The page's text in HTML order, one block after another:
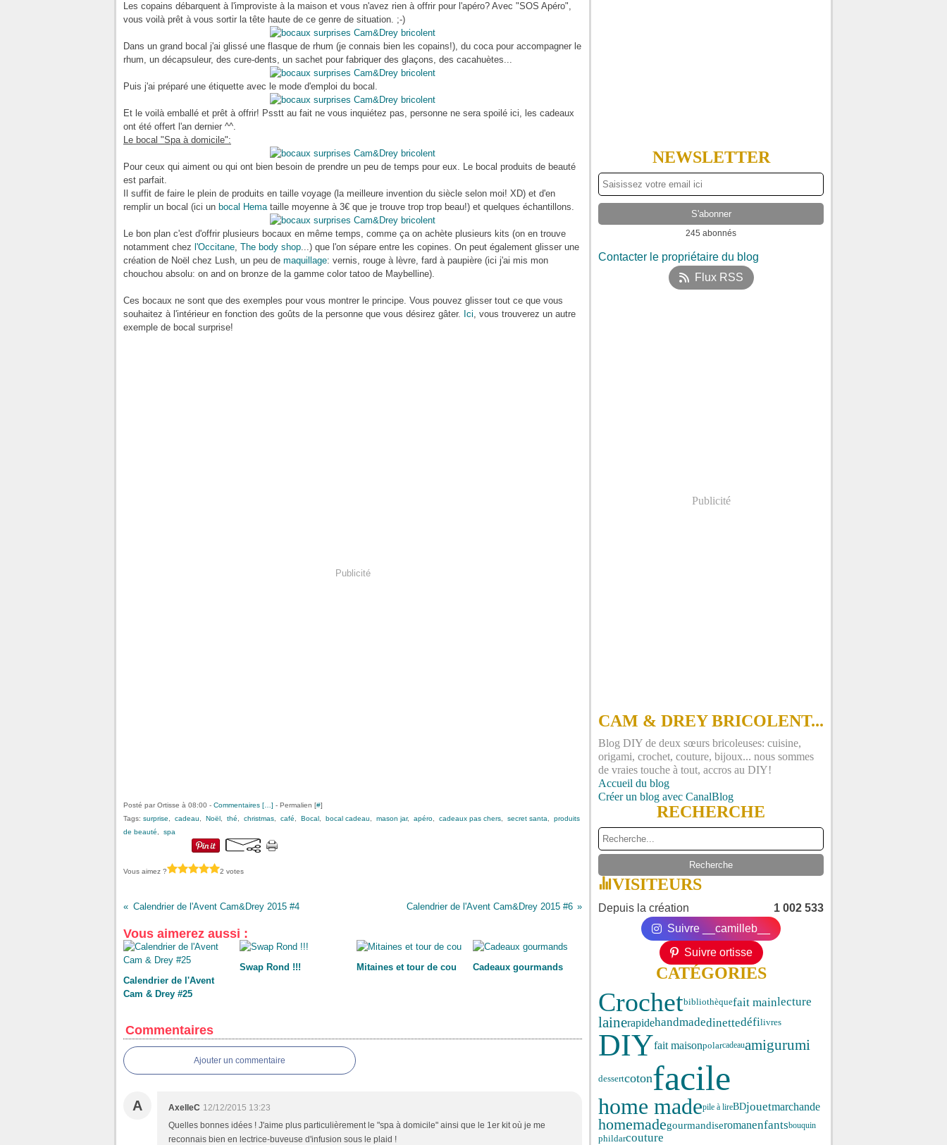
Les copains débarquent à l'improviste à la maison et vous n'avez rien à offrir pour l'apéro? Avec "SOS Apéro",
vous voilà prêt à vous sortir la tête haute de ce genre de situation. ;-)
Dans un grand bocal j'ai glissé une flasque de rhum (je connais bien les copains!), du coca pour accompagner le
rhum, un décapsuleur, des cure-dents, un sachet pour fabriquer des glaçons, des cacahuètes...
Puis j'ai préparé une étiquette avec le mode d'emploi du bocal.
Et le voilà emballé et prêt à offrir! Psstt au fait ne vous inquiétez pas, personne ne sera spoilé ici, les cadeaux
ont été offert l'an dernier ^^.
Le bocal "Spa à domicile":
Pour ceux qui aiment ou qui ont bien besoin de prendre un peu de temps pour eux. Le bocal produits de beauté
est parfait.
Il suffit de faire le plein de produits en taille voyage (la meilleure invention du siècle selon moi! XD) et d'en
remplir un bocal (ici un bocal Hemataille moyenne à 3€ que je trouve trop trop beau!) et quelques échantillons.
Le bon plan c'est d'offrir plusieurs bocaux en même temps, comme ça on achète plusieurs kits (on en trouve
notamment chez l'Occitane, The body shop...) que l'on sépare entre les copines. On peut également glisser une
création de Noël chez Lush, un peu de maquillage: vernis, rouge à lèvre, fard à paupière (ici j'ai mis mon
chouchou absolu: on and on bronze de la gamme color tatoo de Maybelline).
Ces bocaux ne sont que des exemples pour vous montrer le principe. Vous pouvez glisser tout ce que vous
souhaitez à l'intérieur en fonction des goûts de la personne que vous désirez gâter. Ici, vous trouverez un autre
exemple de bocal surprise!
Publicité
Posté par Ortisse à 08:00 - Commentaires [ ] - Permalien [#]
Tags: surprise cadeau Noël thé christmas café Bocal bocal cadeau mason jar, apéro cadeaux pas chers secret santa
produits
de beauté
spa
Vous aimez ? 2 votes
Calendrier de l'Avent Cam&Drey 2015 #4 Calendrier de l'Avent Cam&Drey 2015 #6
Vous aimerez aussi :
Calendrier de l'Avent
Cam & Drey #25
Swap Rond !!! Mitaines et tour de cou Cadeaux gourmands
Commentaires
Ajouter un commentaire
A AxelleC 12/12/2015 13:23
Quelles bonnes idées ! J'aime plus particulièrement le "spa à domicile" ainsi que le 1er kit où je me
reconnais bien en lectrice-buveuse d'infusion sous le plaid !
NEWSLETTER
245 abonnés
Contacter le propriétaire du blog
Flux RSS
Publicité
CAM & DREY BRICOLENT...
Blog DIY de deux sœurs bricoleuses: cuisine,
origami, crochet, couture, bijoux... nous sommes
de vraies touche à tout, accros au DIY!
Accueil du blog
Créer un blog avec CanalBlog
RECHERCHE
VISITEURS
Depuis la création
1 002 533
Suivre __camilleb__
Suivre ortisse
CATÉGORIES
Crochetbibliothèquefait mainlecture
lainerapidehandmadedinettedéfilivres
DIYfait maisonpolarcadeauamigurumi
dessertcotonfacile
home madepile à lireBDjouetmarchande
homemadegourmandiseromanenfantsbouquin
phildarcouture